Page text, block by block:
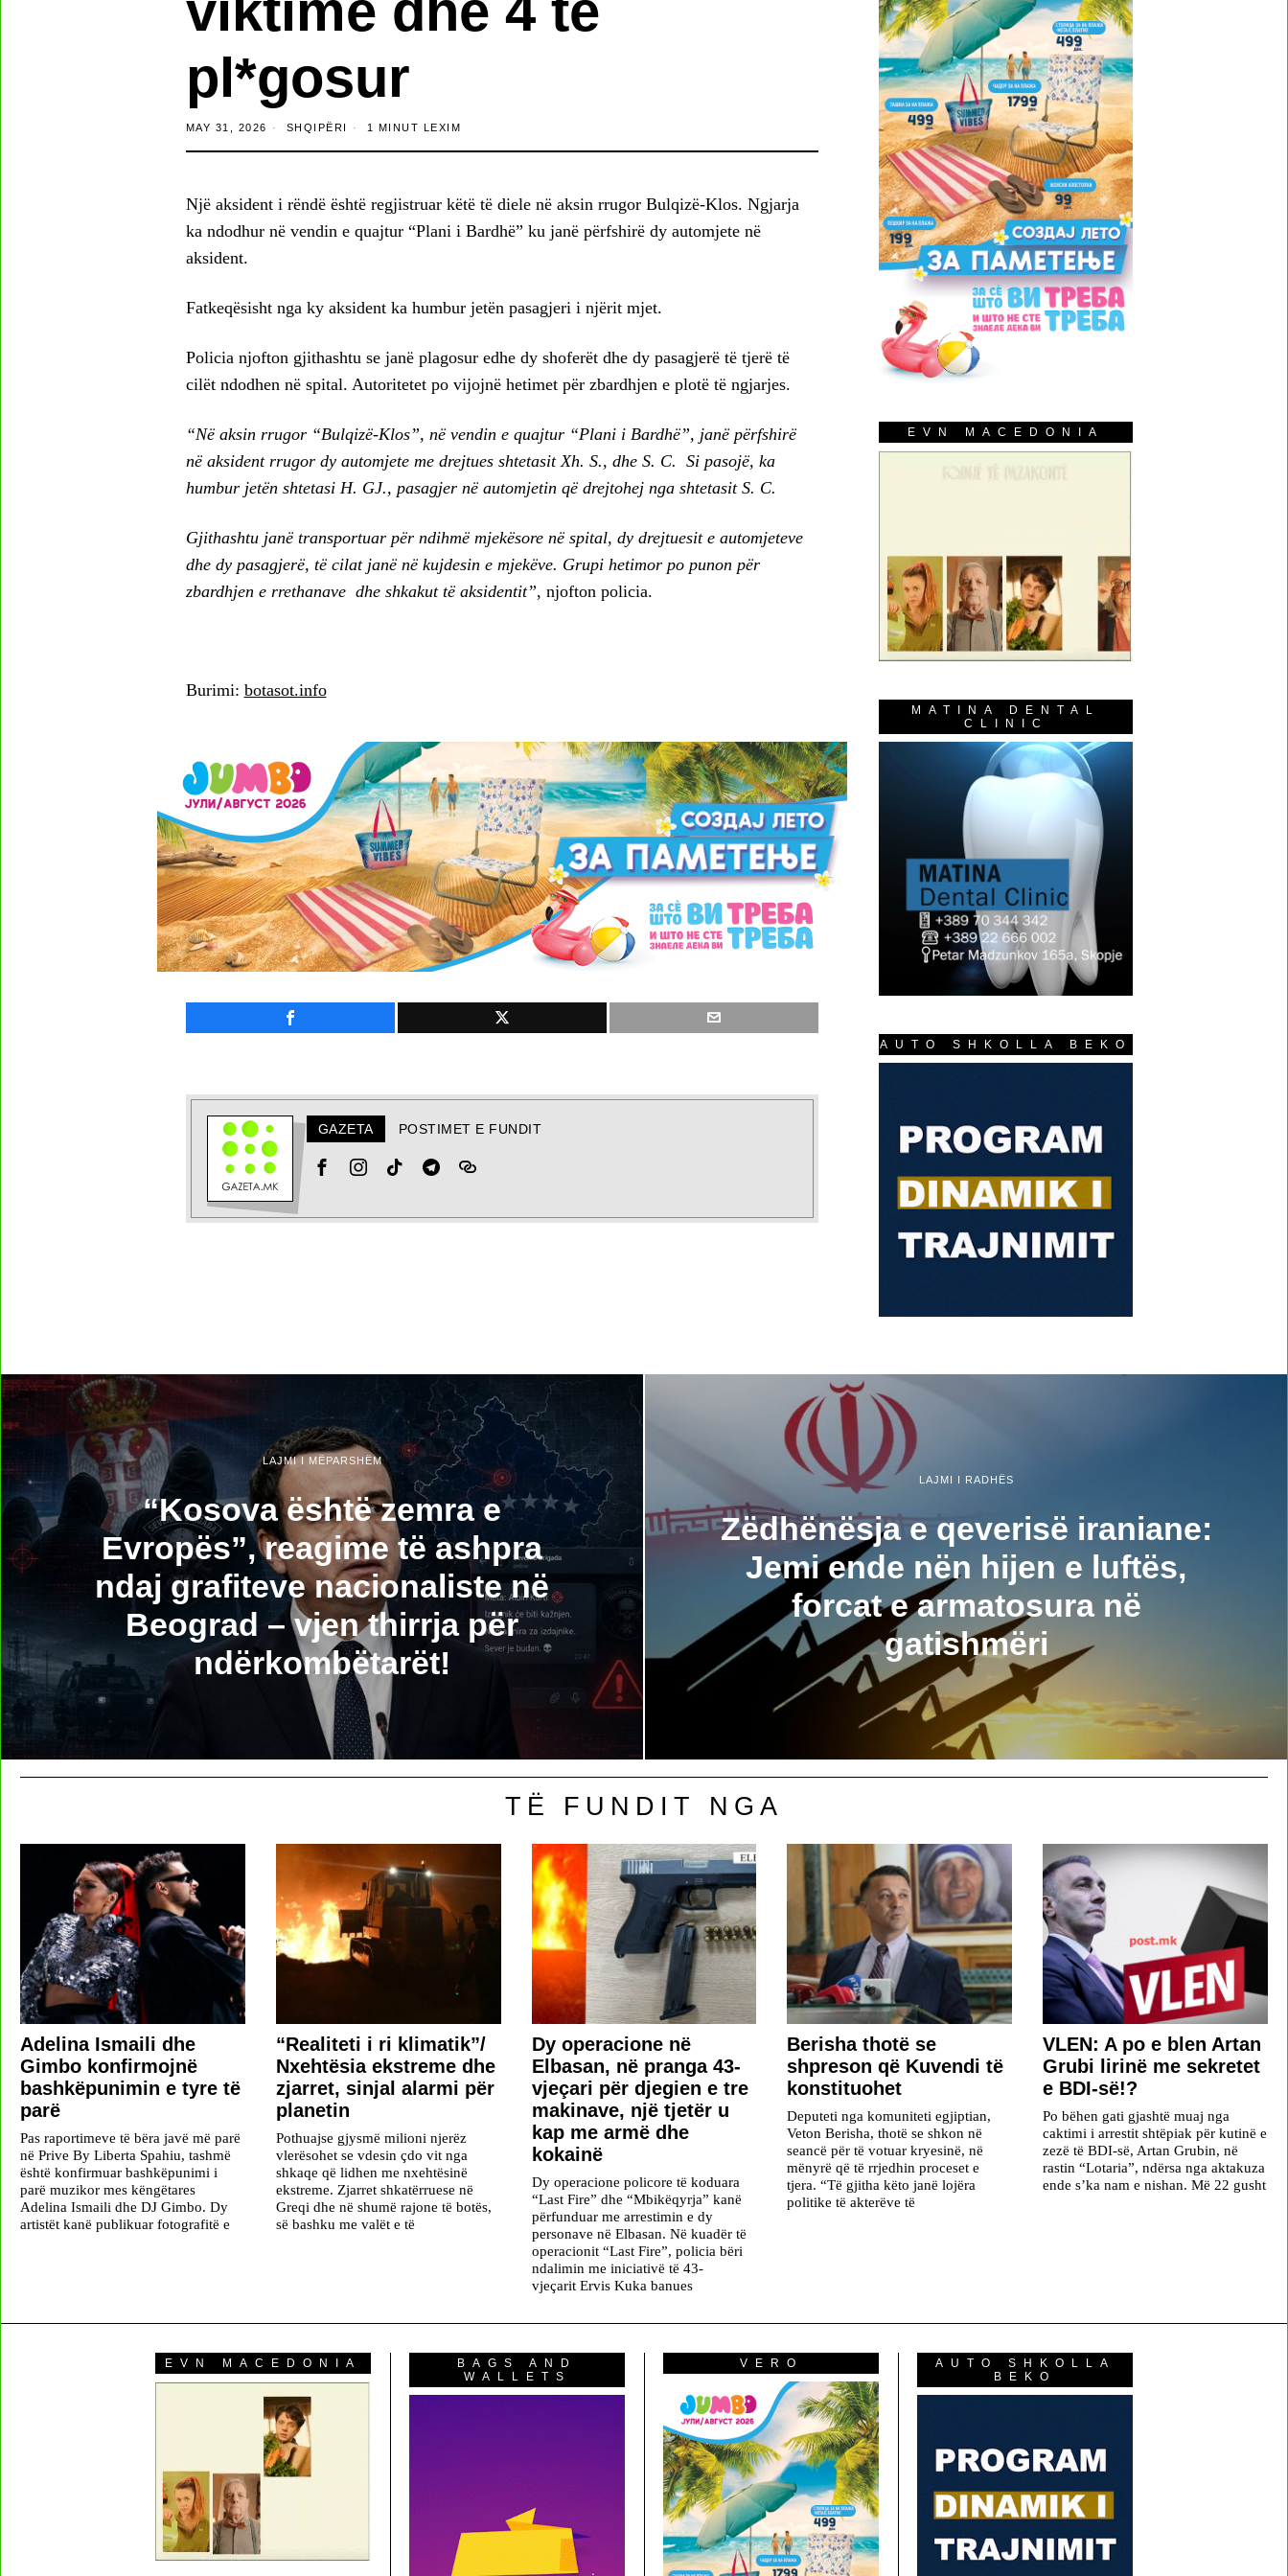
pl*gosur
MAY 31, 2026 SHQIPËRI 1 MINUT LEXIM
Një aksident i rëndë është regjistruar këtë të diele në aksin rrugor Bulqizë-Klos. Ngjarja
ka ndodhur në vendin e quajtur “Plani i Bardhë” ku janë përfshirë dy automjete në
aksident.
Fatkeqësisht nga ky aksident ka humbur jetën pasagjeri i njërit mjet.
Policia njofton gjithashtu se janë plagosur edhe dy shoferët dhe dy pasagjerë të tjerë të
cilët ndodhen në spital. Autoritetet po vijojnë hetimet për zbardhjen e plotë të ngjarjes.
“Në aksin rrugor “Bulqizë-Klos”, në vendin e quajtur “Plani i Bardhë”, janë përfshirë
në aksident rrugor dy automjete me drejtues shtetasit Xh. S., dhe S. C. Si pasojë, ka
humbur jetën shtetasi H. GJ., pasagjer në automjetin që drejtohej nga shtetasit S. C.
Gjithashtu janë transportuar për ndihmë mjekësore në spital, dy drejtuesit e automjeteve
dhe dy pasagjerë, të cilat janë në kujdesin e mjekëve. Grupi hetimor po punon për
zbardhjen e rrethanave dhe shkakut të aksidentit”, njofton policia.
Burimi: botasot.info
GAZETA POSTIMET E FUNDIT
EVN MACEDONIA
MATINA DENTAL
CLINIC
AUTO SHKOLLA BEKO
LAJMI I MËPARSHËM
“Kosova është zemra e
Evropës”, reagime të ashpra
ndaj grafiteve nacionaliste në
Beograd – vjen thirrja për
ndërkombëtarët!
LAJMI I RADHËS
Zëdhënësja e qeverisë iraniane:
Jemi ende nën hijen e luftës,
forcat e armatosura në
gatishmëri
TË FUNDIT NGA
Adelina Ismaili dhe
Gimbo konfirmojnë
bashkëpunimin e tyre të
parë
Pas raportimeve të bëra javë më parë
në Prive By Liberta Spahiu, tashmë
është konfirmuar bashkëpunimi i
parë muzikor mes këngëtares
Adelina Ismaili dhe DJ Gimbo. Dy
artistët kanë publikuar fotografitë e
“Realiteti i ri klimatik”/
Nxehtësia ekstreme dhe
zjarret, sinjal alarmi për
planetin
Pothuajse gjysmë milioni njerëz
vlerësohet se vdesin çdo vit nga
shkaqe që lidhen me nxehtësinë
ekstreme. Zjarret shkatërruese në
Greqi dhe në shumë rajone të botës,
së bashku me valët e të
Dy operacione në
Elbasan, në pranga 43-
vjeçari për djegien e tre
makinave, një tjetër u
kap me armë dhe
kokainë
Dy operacione policore të koduara
“Last Fire” dhe “Mbikëqyrja” kanë
përfunduar me arrestimin e dy
personave në Elbasan. Në kuadër të
operacionit “Last Fire”, policia bëri
ndalimin me iniciativë të 43-
vjeçarit Ervis Kuka banues
Berisha thotë se
shpreson që Kuvendi të
konstituohet
Deputeti nga komuniteti egjiptian,
Veton Berisha, thotë se shkon në
seancë për të votuar kryesinë, në
mënyrë që të rrjedhin proceset e
tjera. “Të gjitha këto janë lojëra
politike të akterëve të
VLEN: A po e blen Artan
Grubi lirinë me sekretet
e BDI-së!?
Po bëhen gati gjashtë muaj nga
caktimi i arrestit shtëpiak për kutinë e
zezë të BDI-së, Artan Grubin, në
rastin “Lotaria”, ndërsa nga aktakuza
ende s’ka nam e nishan. Më 22 gusht
EVN MACEDONIA
BAGS AND
WALLETS
VERO
AUTO SHKOLLA
BEKO